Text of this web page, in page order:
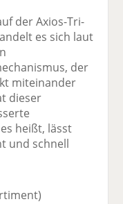
der Axios-Tri-
es sich laut
der
miteinander
dieser
heißt, lässt
und schnell